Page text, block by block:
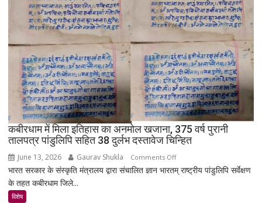
बाद
भी
क्यों
बसा
राजस्थान
का
सबसे
रहस्यमयी
गांव?
कबीरधाम में मिला इतिहास का अनमोल खजाना, 375 वर्ष पुरानी
तालपत्र पांडुलिपि सहित 38 दुर्लभ दस्तावेज चिन्हित
June 13, 2026 Gaurav Shukla Comments Offon
कबीरधाम
भारत सरकार के संस्कृति मंत्रालय द्वारा संचालित ज्ञान भारतम् राष्ट्रीय पांडुलिपि सर्वेक्षण
के तहत कबीरधाम जिले...
विशेष